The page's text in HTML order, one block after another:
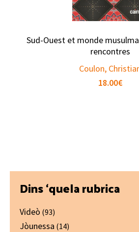
Sud-Ouest et monde
rencontres
Coulon,
18.00€
Primary
Sidebar
Dins ‘quela rubrica
Videò (93)
Jòunessa (14)